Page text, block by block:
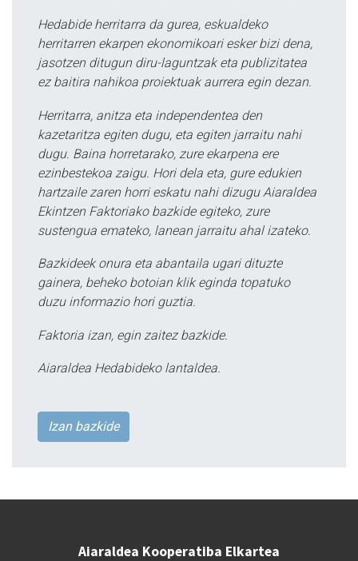
Hedabide herritarra da gurea, eskualdeko
herritarren ekarpen ekonomikoari esker bizi dena,
jasotzen ditugun diru-laguntzak eta publizitatea
ez baitira nahikoa proiektuak aurrera egin dezan.
Herritarra, anitza eta independentea den
kazetaritza egiten dugu, eta egiten jarraitu nahi
dugu. Baina horretarako, zure ekarpena ere
ezinbestekoa zaigu. Hori dela eta, gure edukien
hartzaile zaren horri eskatu nahi dizugu Aiaraldea
Ekintzen Faktoriako bazkide egiteko, zure
sustengua emateko, lanean jarraitu ahal izateko.
Bazkideek onura eta abantaila ugari dituzte
gainera, beheko botoian klik eginda topatuko
duzu informazio hori guztia.
Faktoria izan, egin zaitez bazkide.
Aiaraldea Hedabideko lantaldea.
Izan bazkide
Aiaraldea Kooperatiba Elkartea